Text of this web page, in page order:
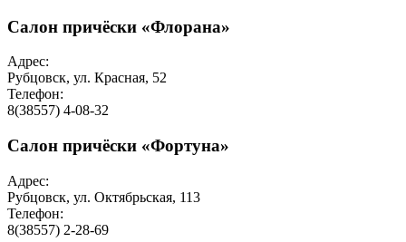
Салон причёски «Флорана»
Адрес:
Рубцовск, ул. Красная, 52
Телефон:
8(38557) 4-08-32
Салон причёски «Фортуна»
Адрес:
Рубцовск, ул. Октябрьская, 113
Телефон:
8(38557) 2-28-69